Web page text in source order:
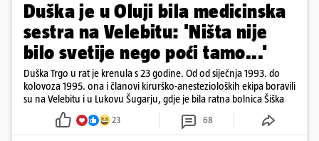
Duška je u Oluji bila medicinska
sestra na Velebitu: 'Ništa nije
bilo svetije nego poći tamo...'
Duška Trgo u rat je krenula s 23 godine. Od od siječnja 1993. do
kolovoza 1995. ona i članovi kirurško-anestezioloških ekipa boravili
su na Velebitu i u Lukovu Šugarju, gdje je bila ratna bolnica Šiška
23 68